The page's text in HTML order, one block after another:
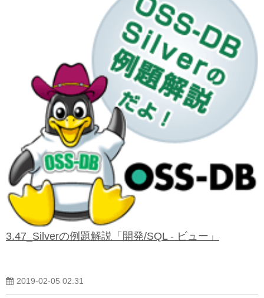
3.47_Silverの例題解説「開発/SQL - ビュー」
2019-02-05 02:31